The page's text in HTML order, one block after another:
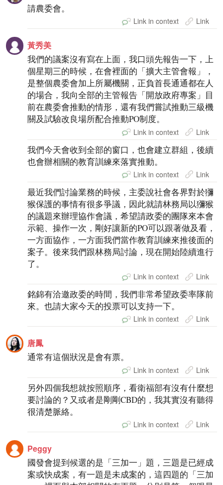
請農委會。
Link in context Link
黃秀美
我們的議案沒有寫在上面，我口頭先報告一下，上
個星期三的時候，在會裡面的「擴大主管會報」，
是整個農委會加上所屬機關，正負首長通通都在人
的場合，我向全部的主管報告「開放政府專案」目
前在農委會推動的情形，還有我們嘗試推動三級機
關及試驗改良場所配合推動PO制度。
Link in context Link
我們今天會收到全部的窗口，也會建立群組，後續
也會辦相關的教育訓練來落實推動。
Link in context Link
最近我們討論業務的時候，主委說社會各界對於獼
猴保護的事情有很多爭議，因此就請林務局以獼猴
的議題來辦理協作會議，希望請政委的團隊來本會
示範、操作一次，剛好讓新的PO可以跟著做及看，
一方面協作，一方面我們當作教育訓練來推後面的
案子。後來我們跟林務局討論，現在開始陸續進行
了。
Link in context Link
銘錦有洽邀政委的時間，我們非常希望政委率隊前
來。也請大家今天的投票可以支持一下。
Link in context Link
唐鳳
通常有這個狀況是會有票。
Link in context Link
另外四個我想就按照順序，看衛福部有沒有什麼想
要討論的？又或者是剛剛CBD的，我其實沒有聽得
很清楚脈絡。
Link in context Link
Peggy
國發會提到候選的是「三加一」題，三題是已經成
案或快成案，有一題是未成案的，這四題的「三加